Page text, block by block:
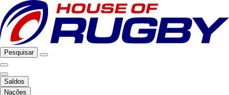
Pesquisar
Saldos
Nações